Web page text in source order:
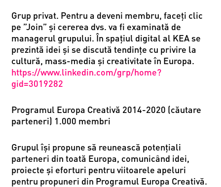
Grup privat. Pentru a deveni membru, faceți clic
pe ”Join” și cererea dvs. va fi examinată de
managerul grupului. În spaţiul digital al KEA se
prezintă idei și se discută tendințe cu privire la
cultură, mass-media și creativitate în Europa.
https://www.linkedin.com/grp/home?
gid=3019282
Programul Europa Creativă 2014-2020 (căutare
parteneri) 1.000 membri
Grupul își propune să reunească potenţiali
parteneri din toată Europa, comunicând idei,
proiecte și eforturi pentru viitoarele apeluri
pentru propuneri din Programul Europa Creativă.